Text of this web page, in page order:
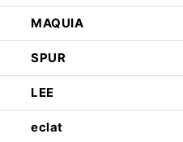
MAQUIA
SPUR
LEE
eclat